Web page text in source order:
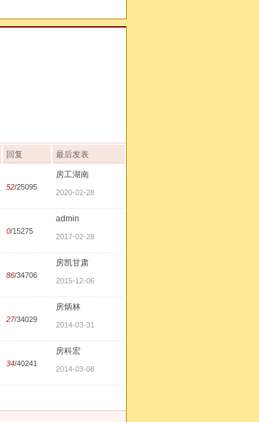
回复 最后发表
52/25095
房工湖南
2020-02-28
0/15275
admin
2017-02-28
86/34706
房凯甘肃
2015-12-06
27/34029
房炳林
2014-03-31
34/40241
房科宏
2014-03-08